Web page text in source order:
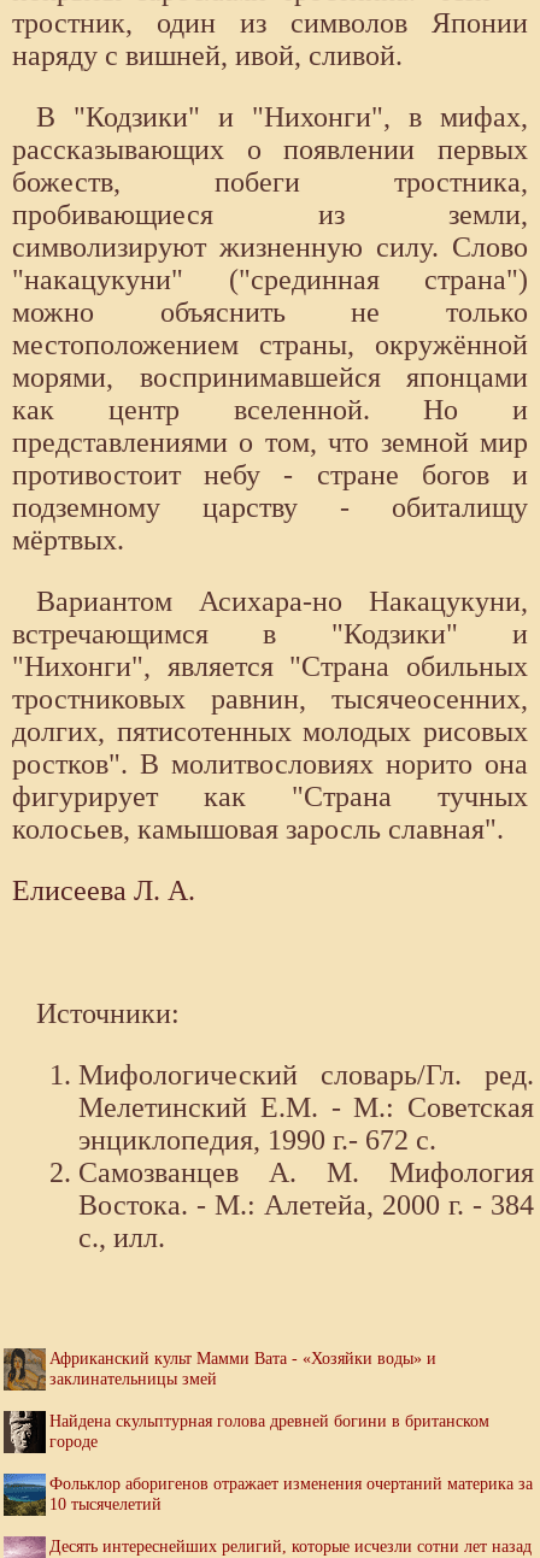
тростник, один из символов Японии
наряду с вишней, ивой, сливой.
В "Кодзики" и "Нихонги", в мифах,
рассказывающих о появлении первых
божеств, побеги тростника,
пробивающиеся из земли,
символизируют жизненную силу. Слово
"накацукуни" ("срединная страна")
можно объяснить не только
местоположением страны, окружённой
морями, воспринимавшейся японцами
как центр вселенной. Но и
представлениями о том, что земной мир
противостоит небу - стране богов и
подземному царству - обиталищу
мёртвых.
Вариантом Асихара-но Накацукуни,
встречающимся в "Кодзики" и
"Нихонги", является "Страна обильных
тростниковых равнин, тысячеосенних,
долгих, пятисотенных молодых рисовых
ростков". В молитвословиях норито она
фигурирует как "Страна тучных
колосьев, камышовая заросль славная".
Елисеева Л. А.
Источники:
Мифологический словарь/Гл. ред.
Мелетинский Е.М. - М.: Советская
энциклопедия, 1990 г.- 672 с.
Самозванцев А. М. Мифология
Востока. - М.: Алетейа, 2000 г. - 384
с., илл.
Африканский культ Мамми Вата - «Хозяйки воды» и
заклинательницы змей
Найдена скульптурная голова древней богини в британском
городе
Фольклор аборигенов отражает изменения очертаний материка за
10 тысячелетий
Десять интереснейших религий, которые исчезли сотни лет назад